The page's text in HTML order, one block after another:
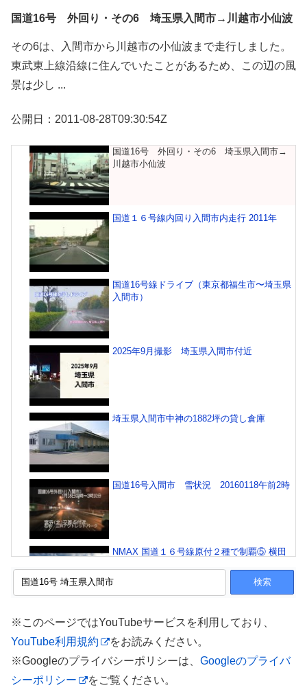
国道16号 外回り・その6 埼玉県入間市→川越市小仙波
その6は、入間市から川越市の小仙波まで走行しました。
東武東上線沿線に住んでいたことがあるため、この辺の風
景は少し ...
公開日：2011-08-28T09:30:54Z
国道16号 外回り・その6 埼玉県入間市→
川越市小仙波
国道１６号線内回り入間市内走行 2011年
国道16号線ドライブ（東京都福生市〜埼玉県
入間市）
2025年9月撮影 埼玉県入間市付近
埼玉県入間市中神の1882坪の貸し倉庫
国道16号入間市 雪状況 20160118午前2時
NMAX 国道１６号線原付２種で制覇⑤ 横田
【埼玉県】食べ放題TOP3
東京都府中市～埼玉県入間市まで
※このページではYouTubeサービスを利用しており、
YouTube利用規約
をお読みください。
※Googleのプライバシーポリシーは、 Googleのプライバ
シーポリシー
をご覧ください。